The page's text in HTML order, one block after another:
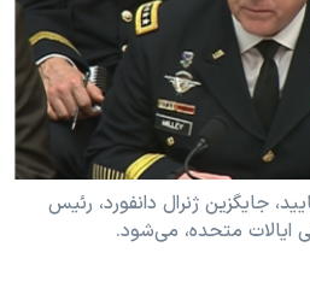
۲۰۲۴
جایگزین ژنرال دانفورد، رئیس
ایالات متحده، می‌شود.